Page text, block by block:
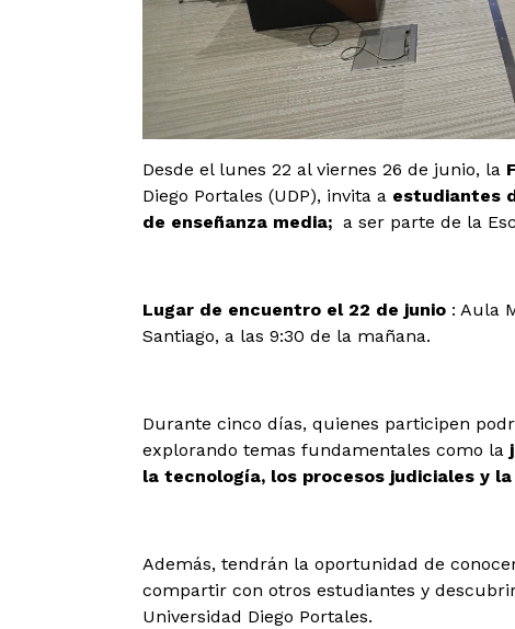
Desde el lunes 22 al viernes 26 de junio, la
Diego Portales (UDP), invita a estudiantes
de enseñanza media; a ser parte de la
Lugar de encuentro el 22 de junio : Aula
Santiago, a las 9:30 de la mañana.
Durante cinco días, quienes participen
explorando temas fundamentales como la
la tecnología, los procesos judiciales y
Además, tendrán la oportunidad de
compartir con otros estudiantes y
Universidad Diego Portales.